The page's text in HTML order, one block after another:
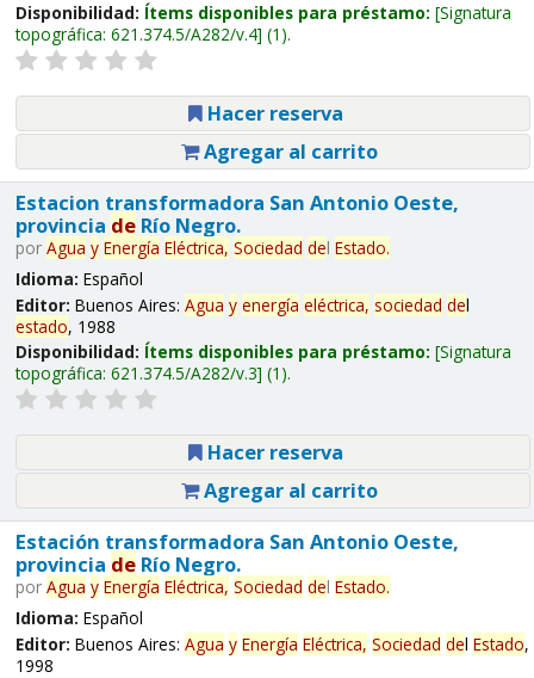
Disponibilidad: Ítems disponibles para préstamo: Signatura
topográfica: 621.374.5/A282/v.4 (1).
Hacer reserva
Agregar al carrito
Estacion transformadora San Antonio Oeste,
provincia deRío Negro.
por Agua y Energía Eléctrica, Sociedad del Estado.
Idioma: Español
Editor: Buenos Aires: Agua y energía eléctrica, sociedad del
estado, 1988
Disponibilidad: Ítems disponibles para préstamo: Signatura
topográfica: 621.374.5/A282/v.3 (1).
Hacer reserva
Agregar al carrito
Estación transformadora San Antonio Oeste,
provincia deRío Negro.
por Agua y Energía Eléctrica, Sociedad del Estado.
Idioma: Español
Editor: Buenos Aires: Agua y Energía Eléctrica, Sociedad del Estado,
1998